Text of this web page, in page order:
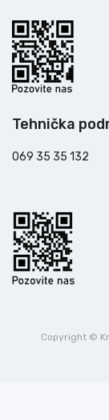
Tehnička
069 35 35 132
Copyright ©